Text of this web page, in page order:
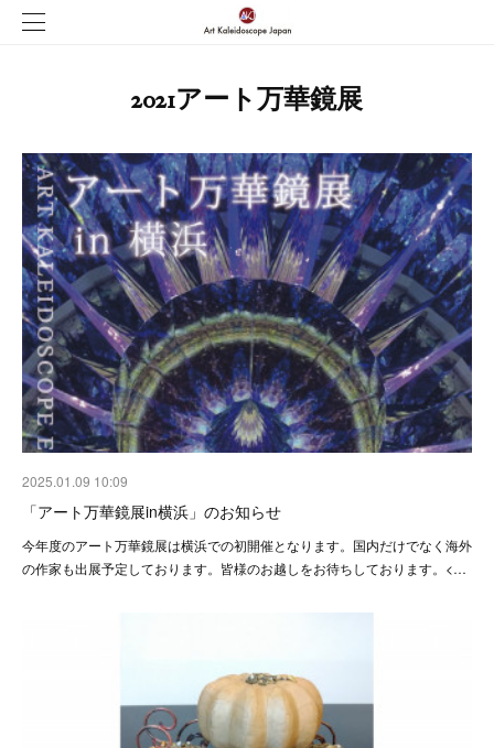
2021アート万華鏡展
2025.01.09 10:09
「アート万華鏡展in横浜」のお知らせ
今年度のアート万華鏡展は横浜での初開催となります。国内だけでなく海外
の作家も出展予定しております。皆様のお越しをお待ちしております。<…